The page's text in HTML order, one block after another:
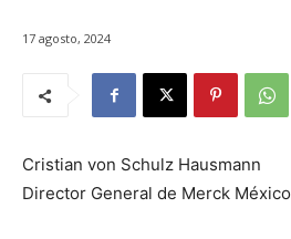
17 agosto, 2024
Cristian von Schulz Hausmann
Director General de Merck México